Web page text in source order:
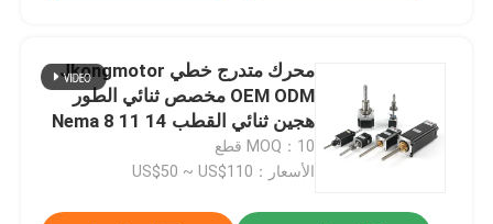
محرك متدرج خطي Jkongmotor
OEM ODM مخصص ثنائي الطور
هجين ثنائي القطب Nema 8 11 14
17 23 24 34 مع برغي رصاصي
MOQ：10 قطع
الأسعار：US$50 ~ US$110